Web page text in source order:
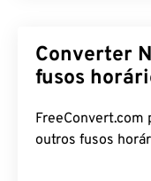
Converter
fusos
FreeConvert.com
outros fusos